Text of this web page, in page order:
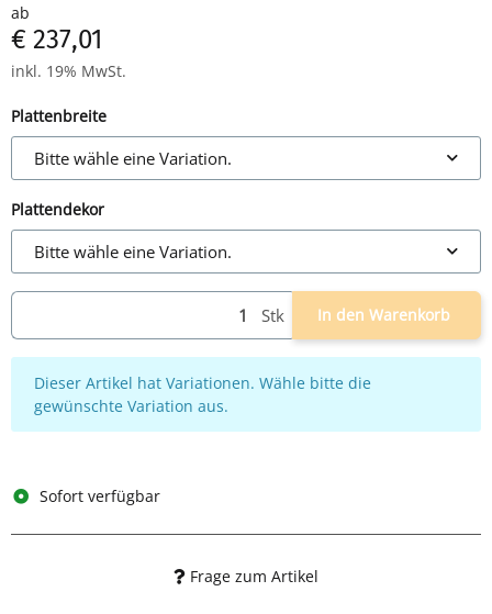
ab
€ 237,01
inkl. 19% MwSt.
Plattenbreite
Bitte wähle eine Variation.
Plattendekor
Bitte wähle eine Variation.
Stk In den Warenkorb
x
Dieser Artikel hat Variationen. Wähle bitte die
gewünschte Variation aus.
Sofort verfügbar
Frage zum Artikel